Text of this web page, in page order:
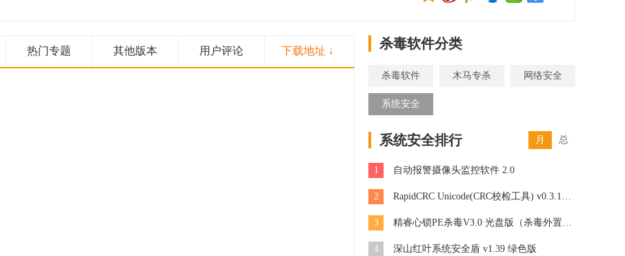
热门专题 其他版本 用户评论 下载地址 ↓ 杀毒软件分类
杀毒软件 木马专杀 网络安全
系统安全
系统安全排行 月 总
1 自动报警摄像头监控软件 2.0
2 RapidCRC Unicode(CRC校检工具) v0.3.17 绿色中文版
3 精睿心锁PE杀毒V3.0 光盘版（杀毒外置版）
4 深山红叶系统安全盾 v1.39 绿色版